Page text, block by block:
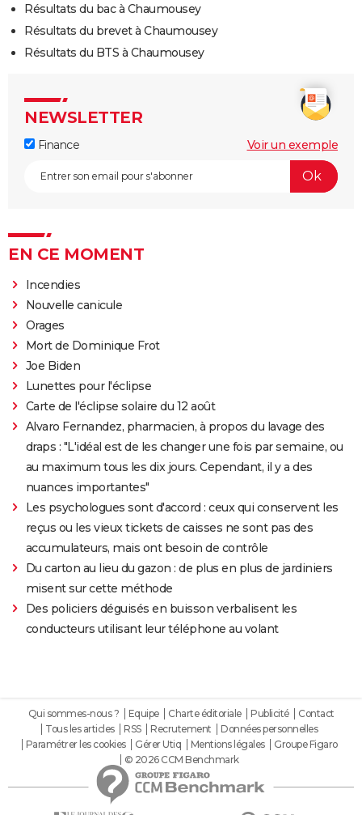
Résultats du bac à Chaumousey
Résultats du brevet à Chaumousey
Résultats du BTS à Chaumousey
NEWSLETTER
Finance Voir un exemple
EN CE MOMENT
Incendies
Nouvelle canicule
Orages
Mort de Dominique Frot
Joe Biden
Lunettes pour l'éclipse
Carte de l'éclipse solaire du 12 août
Alvaro Fernandez, pharmacien, à propos du lavage des
draps : "L'idéal est de les changer une fois par semaine, ou
au maximum tous les dix jours. Cependant, il y a des
nuances importantes"
Les psychologues sont d'accord : ceux qui conservent les
reçus ou les vieux tickets de caisses ne sont pas des
accumulateurs, mais ont besoin de contrôle
Du carton au lieu du gazon : de plus en plus de jardiniers
misent sur cette méthode
Des policiers déguisés en buisson verbalisent les
conducteurs utilisant leur téléphone au volant
Qui sommes-nous ? Equipe Charte éditoriale Publicité
Contact
Tous les articles
RSS Recrutement
Données personnelles
Paramétrer les cookies
Gérer Utiq Mentions légales
Groupe Figaro
© 2026 CCM Benchmark